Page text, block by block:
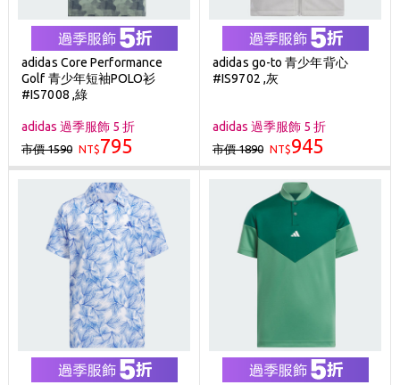
adidas Core Performance
Golf 青少年短袖POLO衫
#IS7008 ,綠
adidas 過季服飾 5 折
市價 1590 NT$795
adidas go-to 青少年背心
#IS9702 ,灰
adidas 過季服飾 5 折
市價 1890 NT$945